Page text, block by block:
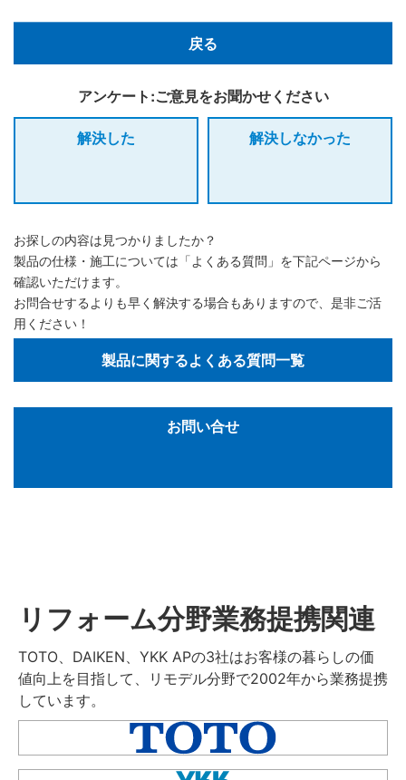
戻る
アンケート:ご意見をお聞かせください
解決した
解決しなかった
お探しの内容は見つかりましたか？
製品の仕様・施工については「よくある質問」を下記ページから
確認いただけます。
お問合せするよりも早く解決する場合もありますので、是非ご活
用ください！
製品に関するよくある質問一覧
お問い合せ
リフォーム分野業務提携関連
TOTO、DAIKEN、YKK APの3社はお客様の暮らしの価
値向上を目指して、リモデル分野で2002年から業務提携
しています。